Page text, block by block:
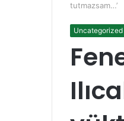
tutmazsam…’
Uncategorized